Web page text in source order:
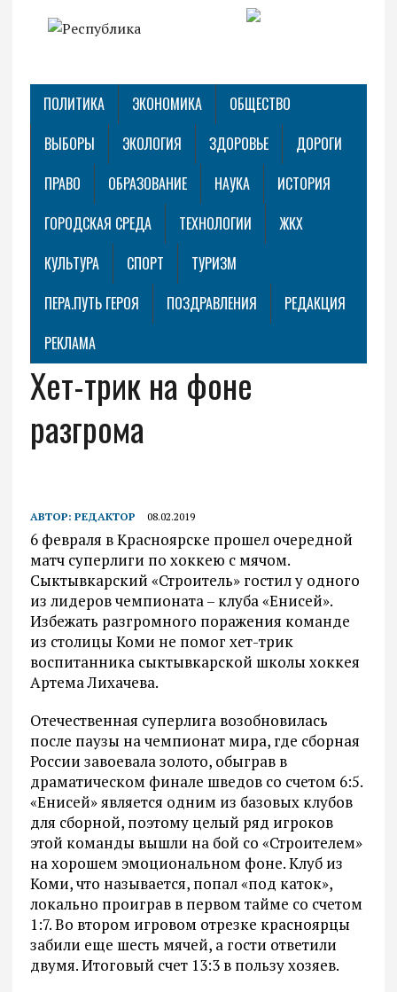
ПОЛИТИКА ЭКОНОМИКА
ОБЩЕСТВО
ВЫБОРЫ
ЭКОЛОГИЯ ЗДОРОВЬЕ
ДОРОГИ
ПРАВО
ОБРАЗОВАНИЕ НАУКА
ИСТОРИЯ
ГОРОДСКАЯ СРЕДА
ТЕХНОЛОГИИ
ЖКХ
КУЛЬТУРА
СПОРТ
ТУРИЗМ
ПЕРА.ПУТЬ ГЕРОЯ
ПОЗДРАВЛЕНИЯ
РЕДАКЦИЯ
РЕКЛАМА
Хет-трик на фоне
разгрома
АВТОР: РЕДАКТОР 08.02.2019
6 февраля в Красноярске прошел очередной
матч суперлиги по хоккею с мячом.
Сыктывкарский «Строитель» гостил у одного
из лидеров чемпионата – клуба «Енисей».
Избежать разгромного поражения команде
из столицы Коми не помог хет-трик
воспитанника сыктывкарской школы хоккея
Артема Лихачева.
Отечественная суперлига возобновилась
после паузы на чемпионат мира, где сборная
России завоевала золото, обыграв в
драматическом финале шведов со счетом 6:5.
«Енисей» является одним из базовых клубов
для сборной, поэтому целый ряд игроков
этой команды вышли на бой со «Строителем»
на хорошем эмоциональном фоне. Клуб из
Коми, что называется, попал «под каток»,
локально проиграв в первом тайме со счетом
1:7. Во втором игровом отрезке красноярцы
забили еще шесть мячей, а гости ответили
двумя. Итоговый счет 13:3 в пользу хозяев.